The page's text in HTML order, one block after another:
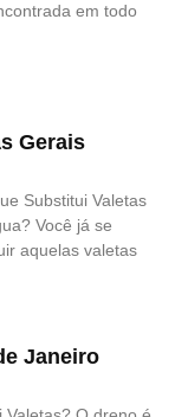
em todo
Gerais
Substitui Valetas
Você já se
aquelas valetas
Janeiro